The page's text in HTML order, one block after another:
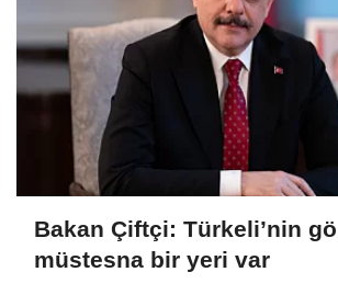
Bakan Çiftçi: Türkeli’nin
müstesna bir yeri var